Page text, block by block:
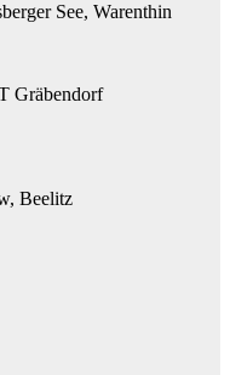
See, Warenthin
Gräbendorf
Beelitz